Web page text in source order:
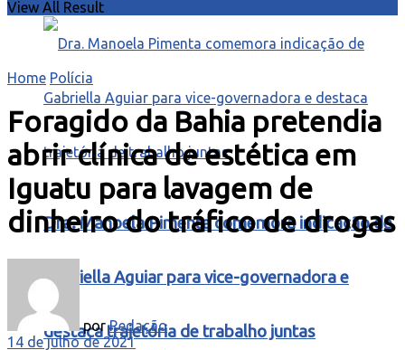
Dra. Manoela Pimenta comemora indicação de
Gabriella Aguiar para vice-governadora e
destaca trajetória de trabalho juntas
View All Result
Home Polícia
Foragido da Bahia pretendia
abrir clínica de estética em
Iguatu para lavagem de
dinheiro do tráfico de drogas
por Redação
14 de julho de 2021